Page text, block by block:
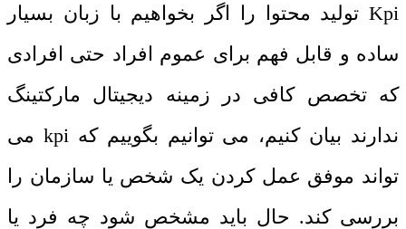
Kpi تولید محتوا را اگر بخواهیم با زبان بسیار
ساده و قابل فهم برای عموم افراد حتی افرادی
که تخصص کافی در زمینه دیجیتال مارکتینگ
ندارند بیان کنیم، می توانیم بگوییم که kpi می
تواند موفق عمل کردن یک شخص یا سازمان را
بررسی کند. حال باید مشخص شود چه فرد یا